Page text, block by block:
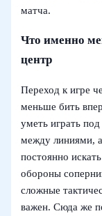
матча.
Что именно
центр
Переход к игре
меньше бить
уметь играть
между линиями,
постоянно
обороны
сложные
важен. Сюда же